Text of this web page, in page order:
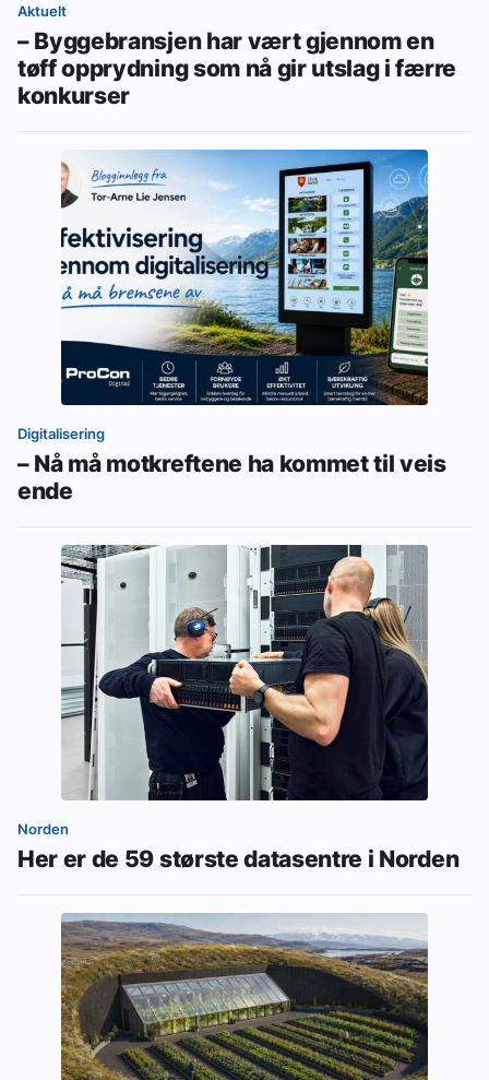
Aktuelt
– Byggebransjen har vært gjennom en
tøff opprydning som nå gir utslag i færre
konkurser
Digitalisering
– Nå må motkreftene ha kommet til veis
ende
Norden
Her er de 59 største datasentre i Norden